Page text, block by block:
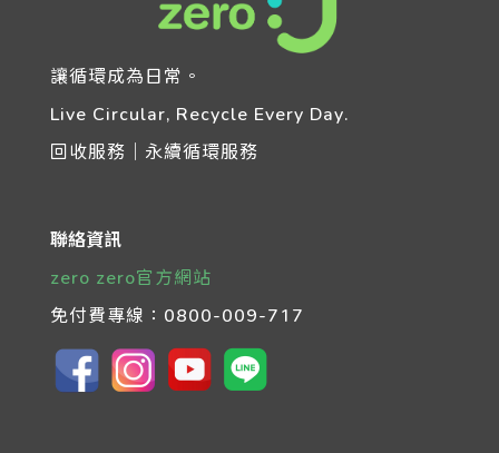
讓循環成為日常。
Live Circular, Recycle Every Day.
回收服務｜永續循環服務
聯絡資訊
zero zero官方網站
免付費專線： 0800-009-717